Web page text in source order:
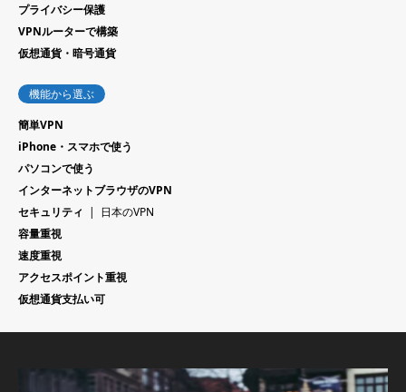
プライバシー保護
VPNルーターで構築
仮想通貨・暗号通貨
機能から選ぶ
簡単VPN
iPhone・スマホで使う
パソコンで使う
インターネットブラウザのVPN
セキュリティ
日本のVPN
容量重視
速度重視
アクセスポイント重視
仮想通貨支払い可